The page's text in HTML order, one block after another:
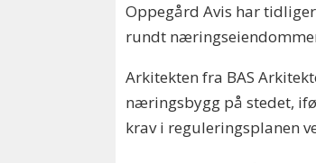
Oppegård Avis har
rundt
Arkitekten fra BAS
næringsbygg på stedet,
krav i reguleringsplanen